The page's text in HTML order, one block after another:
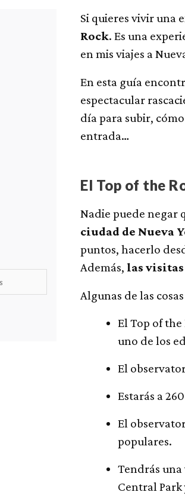
Si quieres vivir una
Rock. Es una
en mis viajes a
En esta guía
espectacular
día para subir,
entrada…
El Top of the
Nadie puede negar
ciudad de Nueva
puntos, hacerlo
Además, las
Algunas de las
El Top of
uno de los
El
Estarás a
El
populares.
Tendrás una
Central Park